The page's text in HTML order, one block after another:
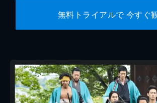
無料トライアルで 今すぐ